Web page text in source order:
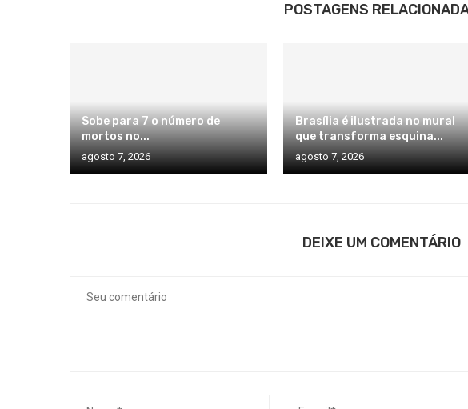
POSTAGENS
Sobe para 7 o número de
mortos no...
agosto 7, 2026
Brasília é ilustrada no mural
que transforma esquina...
agosto 7, 2026
DEIXE UM COMENTÁRIO